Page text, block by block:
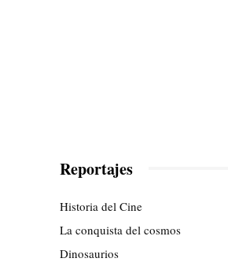
Reportajes
Historia del Cine
La conquista del cosmos
Dinosaurios